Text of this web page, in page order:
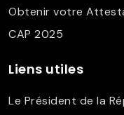
Obtenir votre
CAP 2025
Liens utiles
Le Président de la